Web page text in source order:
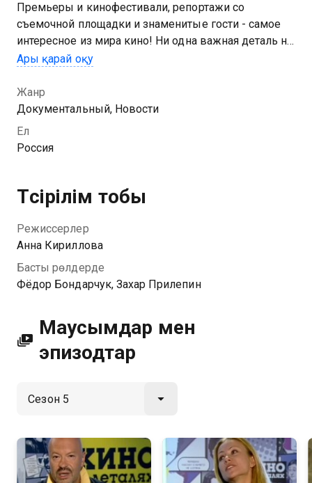
Премьеры и кинофестивали, репортажи со
съемочной площадки и знаменитые гости - самое
интересное из мира кино! Ни одна важная деталь не
окажется за кадром.
5 маусымын Кино в деталях сериалының онлайн
көру мүмкіндігіңіз бар, ол тегін және жоғары сапалы
HD форматында Қазахтелеком арқылы қолжетімді.
Ары қарай оқу
Жанр
Документальный, Новости
Ел
Россия
Түсірілім тобы
Режиссерлер
Анна Кириллова
Басты рөлдерде
Фёдор Бондарчук, Захар Прилепин
Маусымдар мен
эпизодтар